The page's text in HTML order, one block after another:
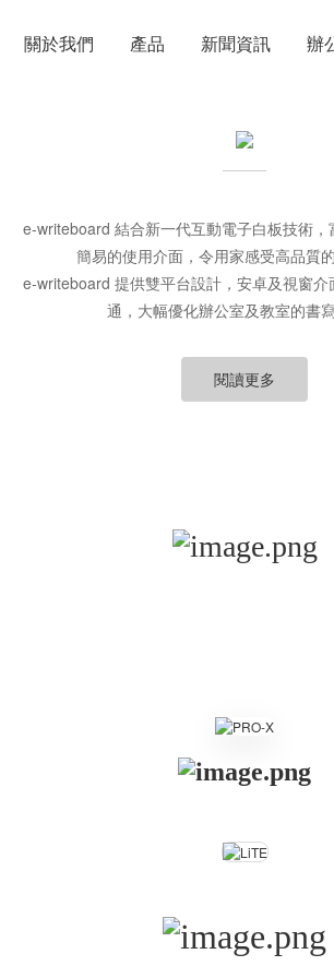
關於我們 產品 新聞資訊 辦
e-writeboard 結合新一代互動電子白板技術，
簡易的使用介面，令用家感受高品質的
e-writeboard 提供雙平台設計，安卓及視窗介
通，大幅優化辦公室及教室的書寫
閱讀更多